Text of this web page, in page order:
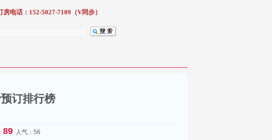
电话：152-5027-7109（V同步）
订排行榜
89 人气：56